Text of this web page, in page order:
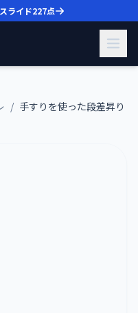
スライド227点
/ 手すりを使った段差昇り